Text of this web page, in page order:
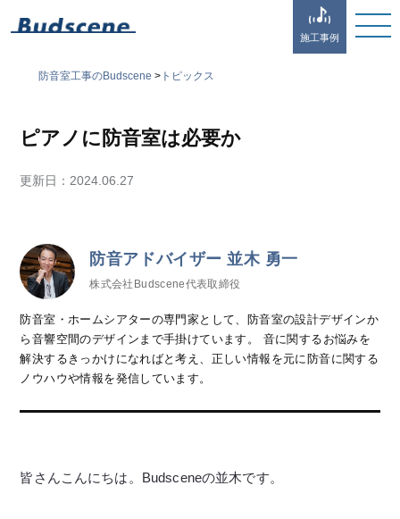
施工事例
防音室工事のBudscene >トピックス
ピアノに防音室は必要か
更新日： 2024.06.27
防音アドバイザー 並木 勇一
株式会社Budscene代表取締役
防音室・ホームシアターの専門家として、防音室の設計デザインか
ら音響空間のデザインまで手掛けています。 音に関するお悩みを
解決するきっかけになればと考え、正しい情報を元に防音に関する
ノウハウや情報を発信しています。
皆さんこんにちは。Budsceneの並木です。